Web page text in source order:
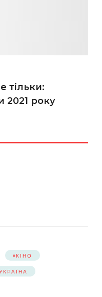
тільки:
2021 року
КІНО